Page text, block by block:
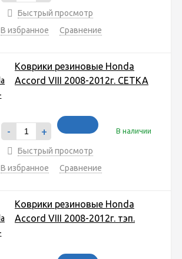
Быстрый просмотр
В избранное
Сравнение
Коврики резиновые Honda
Accord VIII 2008-2012г. СЕТКА
- + В наличии
Быстрый просмотр
В избранное
Сравнение
Коврики резиновые Honda
Accord VIII 2008-2012г. тэп.